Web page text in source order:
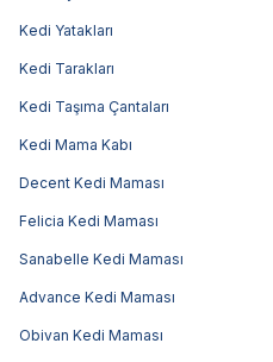
Kedi Yatakları
Kedi Tarakları
Kedi Taşıma Çantaları
Kedi Mama Kabı
Decent Kedi Maması
Felicia Kedi Maması
Sanabelle Kedi Maması
Advance Kedi Maması
Obivan Kedi Maması